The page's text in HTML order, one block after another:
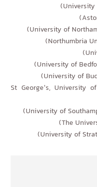
دانشگاه سنت جورج لندن (St George’s, University of